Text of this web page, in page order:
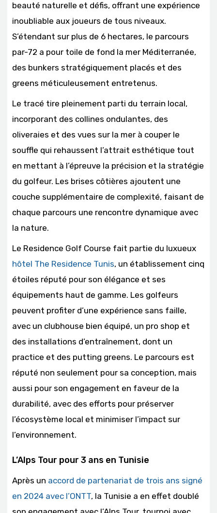
beauté naturelle et défis, offrant une expérience
inoubliable aux joueurs de tous niveaux.
S’étendant sur plus de 6 hectares, le parcours
par-72 a pour toile de fond la mer Méditerranée,
des bunkers stratégiquement placés et des
greens méticuleusement entretenus.
Le tracé tire pleinement parti du terrain local,
incorporant des collines ondulantes, des
oliveraies et des vues sur la mer à couper le
souffle qui rehaussent l’attrait esthétique tout
en mettant à l’épreuve la précision et la stratégie
du golfeur. Les brises côtières ajoutent une
couche supplémentaire de complexité, faisant de
chaque parcours une rencontre dynamique avec
la nature.
Le Residence Golf Course fait partie du luxueux
hôtel The Residence Tunis, un établissement cinq
étoiles réputé pour son élégance et ses
équipements haut de gamme. Les golfeurs
peuvent profiter d’une expérience sans faille,
avec un clubhouse bien équipé, un pro shop et
des installations d’entraînement, dont un
practice et des putting greens. Le parcours est
réputé non seulement pour sa conception, mais
aussi pour son engagement en faveur de la
durabilité, avec des efforts pour préserver
l’écosystème local et minimiser l’impact sur
l’environnement.
L’Alps Tour pour 3 ans en Tunisie
Après un accord de partenariat de trois ans signé
en 2024 avec l’ONTT, la Tunisie a en effet doublé